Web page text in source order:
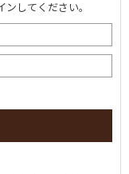
してください。